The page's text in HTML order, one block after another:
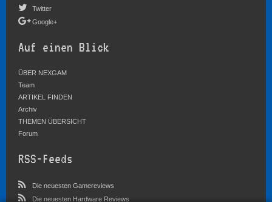
Twitter
Google+
Auf einen Blick
ÜBER NEXGAM
Team
ARTIKEL FINDEN
Archiv
THEMEN ÜBERSICHT
Forum
RSS-Feeds
Die neuesten Gamereviews
Die neuesten Hardware Reviews